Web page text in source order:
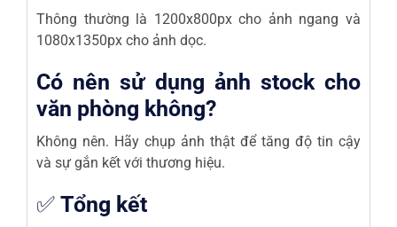
Thông thường là 1200x800px cho ảnh ngang và
1080x1350px cho ảnh dọc.
Có nên sử dụng ảnh stock cho
văn phòng không?
Không nên. Hãy chụp ảnh thật để tăng độ tin cậy
và sự gắn kết với thương hiệu.
✅ Tổng kết